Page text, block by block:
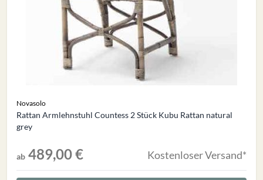
Novasolo
Rattan Armlehnstuhl Countess 2 Stück Kubu Rattan natural
grey
ab 489,00 € Kostenloser Versand*